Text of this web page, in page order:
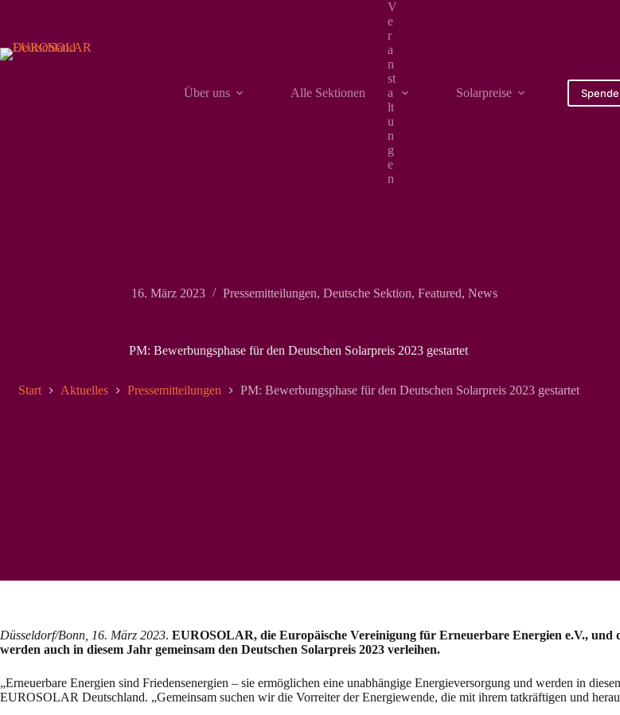
Über uns Alle Sektionen
V
e
r
a
n
st
a
lt
u
n
g
e
n
Solarpreise Medien
16. März 2023 Pressemitteilungen, Deutsche Sektion, Featured, News
PM: Bewerbungsphase für den Deutschen Solarpreis 2023 gestartet
Start Aktuelles Pressemitteilungen PM: Bewerbungsphase für den Deutschen Solarpreis 2023 gestartet
Düsseldorf/Bonn, 16. März 2023. EUROSOLAR, die Europäische Vereinigung für Erneuerbare Energien e.V.,
werden auch in diesem Jahr gemeinsam den Deutschen Solarpreis 2023 verleihen.
„Erneuerbare Energien sind Friedensenergien – sie ermöglichen eine unabhängige Energieversorgung und werden in
EUROSOLAR Deutschland. „Gemeinsam suchen wir die Vorreiter der Energiewende, die mit ihrem tatkräftigen und